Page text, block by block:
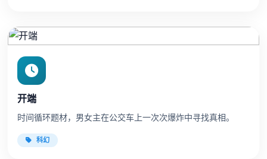
开端
时间循环题材，男女主在公交车上一次次爆炸中寻找真相。
科幻